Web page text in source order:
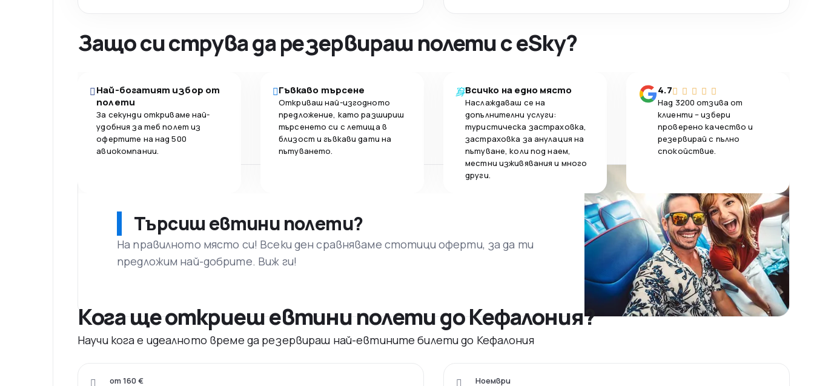
Защо си струва да резервираш полети с eSky?
Най-богатият избор от
полети
За секунди откриваме най-
удобния за теб полет из
офертите на над 500
авиокомпании.
Гъвкаво търсене
Откриваш най-изгодното
предложение, като разшириш
търсенето си с летища в
близост и гъвкави дати на
пътуването.
Всичко на едно място
Наслаждаваш се на
допълнителни услуги:
туристическа застраховка,
застраховка за анулация на
пътуване, коли под наем,
местни изживявания и много
други.
4.7
Над 3200 отзива от
клиенти – избери
проверено качество и
резервирай с пълно
спокойствие.
Търсиш евтини полети?
На правилното място си! Всеки ден сравняваме стотици оферти, за да ти
предложим най-добрите. Виж ги!
Кога ще откриеш евтини полети до Кефалония?
Научи кога е идеалното време да резервираш най-евтините билети до Кефалония
от 160 € Ноември